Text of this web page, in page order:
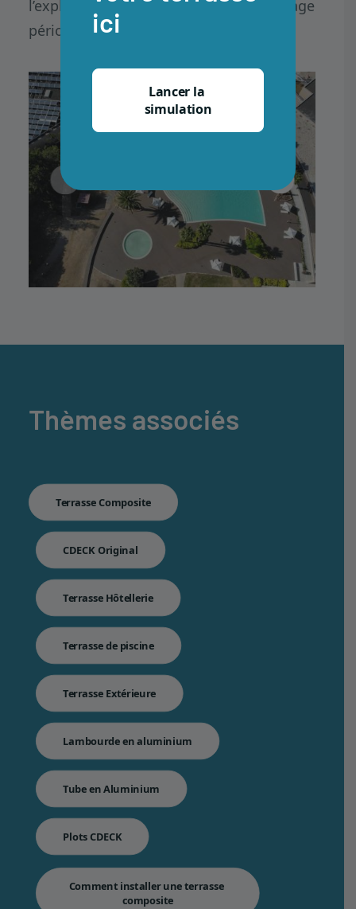
l’exploitation — uniquement un nettoyage
périodique.
Thèmes associés
Terrasse Composite
CDECK Original
Terrasse Hôtellerie
Terrasse de piscine
Terrasse Extérieure
Lambourde en aluminium
Tube en Aluminium
Plots CDECK
Comment installer une terrasse
composite
ici
Lancer la
simulation